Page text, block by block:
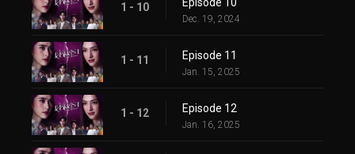
1 - 10
Dec. 19, 2024
1 - 11 Episode 11
Jan. 15, 2025
1 - 12 Episode 12
Jan. 16, 2025